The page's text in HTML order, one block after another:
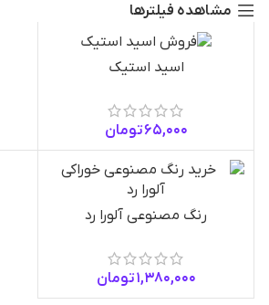
مشاهده فیلترها
اسید استیک
65,000تومان
رنگ مصنوعی آلورا رد
1,380,000تومان